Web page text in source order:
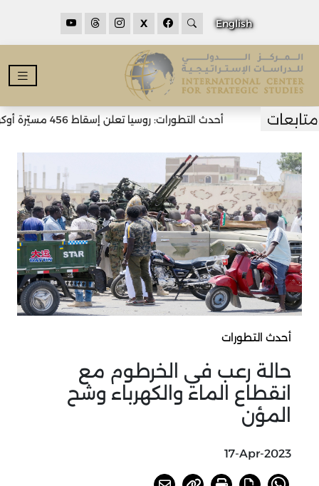
English
X
أحدث التطورات: روسيا تعلن إسقاط 456 مسيّرة أوكرانية خلال الليل وسقوط قتلى
أحدث التطورات
حالة رعب في الخرطوم مع
انقطاع الماء والكهرباء وشح
المؤن
17-Apr-2023